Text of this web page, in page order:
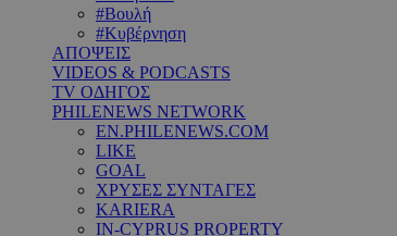
#Βουλή
#Κυβέρνηση
ΑΠΟΨΕΙΣ
VIDEOS & PODCASTS
TV ΟΔΗΓΟΣ
PHILENEWS NETWORK
EN.PHILENEWS.COM
LIKE
GOAL
ΧΡΥΣΕΣ ΣΥΝΤΑΓΕΣ
KARIERA
IN-CYPRUS PROPERTY